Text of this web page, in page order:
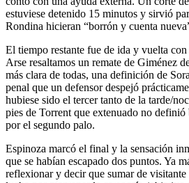
estuviese detenido 15 minutos y sirvió
Rondina hicieran “borrón y cuenta
El tiempo restante fue de ida y vuelta
Arse resaltamos un remate de Giménez
más clara de todas, una definición de
penal que un defensor despejó
hubiese sido el tercer tanto de la tarde/
pies de Torrent que extenuado no
por el segundo palo.
Espinoza marcó el final y la sensación
que se habían escapado dos puntos. Ya
reflexionar y decir que sumar de